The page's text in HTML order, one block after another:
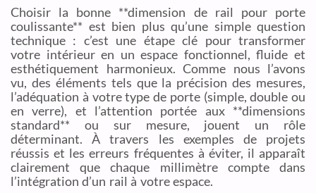
Choisir la bonne **dimension de rail pour porte
coulissante** est bien plus qu’une simple question
technique : c’est une étape clé pour transformer
votre intérieur en un espace fonctionnel, fluide et
esthétiquement harmonieux. Comme nous l’avons
vu, des éléments tels que la précision des mesures,
l’adéquation à votre type de porte (simple, double ou
en verre), et l’attention portée aux **dimensions
standard** ou sur mesure, jouent un rôle
déterminant. À travers les exemples de projets
réussis et les erreurs fréquentes à éviter, il apparaît
clairement que chaque millimètre compte dans
l’intégration d’un rail à votre espace.